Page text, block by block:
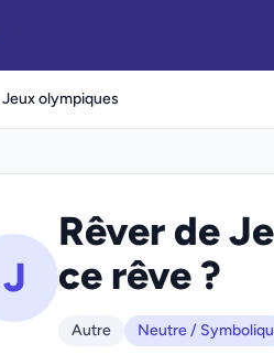
Jeux olympiques
J
Rêver de
ce rêve ?
Autre Neutre /